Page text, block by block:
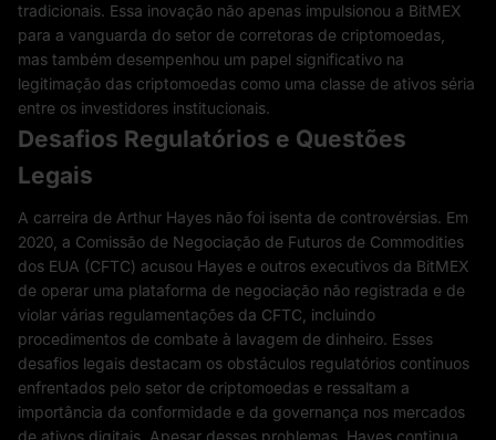
tradicionais. Essa inovação não apenas impulsionou a BitMEX
para a vanguarda do setor de corretoras de criptomoedas,
mas também desempenhou um papel significativo na
legitimação das criptomoedas como uma classe de ativos séria
entre os investidores institucionais.
Desafios Regulatórios e Questões
Legais
A carreira de Arthur Hayes não foi isenta de controvérsias. Em
2020, a Comissão de Negociação de Futuros de Commodities
dos EUA (CFTC) acusou Hayes e outros executivos da BitMEX
de operar uma plataforma de negociação não registrada e de
violar várias regulamentações da CFTC, incluindo
procedimentos de combate à lavagem de dinheiro. Esses
desafios legais destacam os obstáculos regulatórios contínuos
enfrentados pelo setor de criptomoedas e ressaltam a
importância da conformidade e da governança nos mercados
de ativos digitais. Apesar desses problemas, Hayes continua